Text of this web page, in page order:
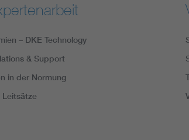
– DKE Technology
& Support
in der Normung
Leitsätze